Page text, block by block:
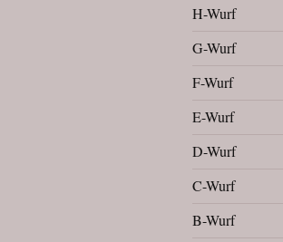
H-Wurf
G-Wurf
F-Wurf
E-Wurf
D-Wurf
C-Wurf
B-Wurf